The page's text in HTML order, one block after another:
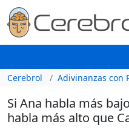
Cerebrol Adivinanzas con
Si Ana habla más
habla más alto que